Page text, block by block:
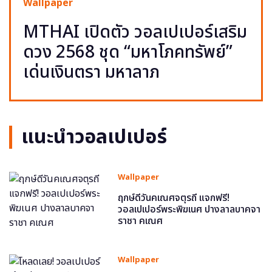
Wallpaper
MTHAI เปิดตัว วอลเปเปอร์เสริม
ดวง 2568 ชุด “มหาโภคทรัพย์”
เด่นเงินตรา มหาลาภ
แนะนำวอลเปเปอร์
Wallpaper
ฤกษ์ดีวันคเณศจตุรถี แจกฟรี!
วอลเปเปอร์พระพิฆเนศ ปางลาลบาคจา
ราชา คเณศ
Wallpaper